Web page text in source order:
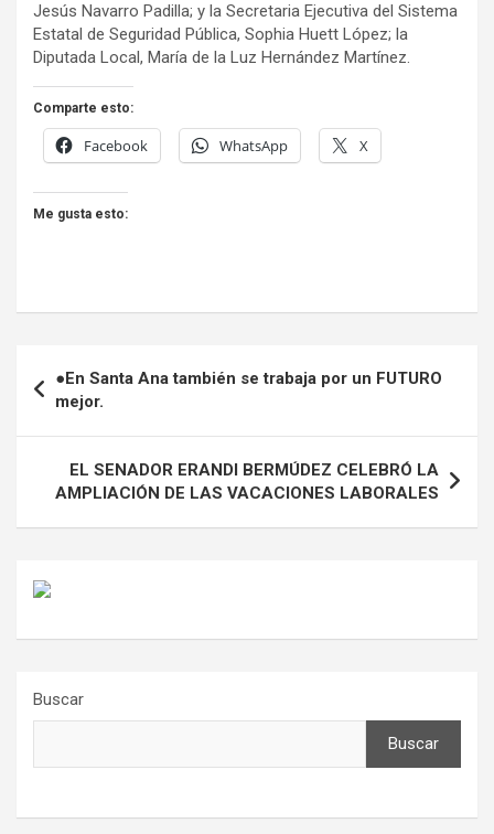
Jesús Navarro Padilla; y la Secretaria Ejecutiva del Sistema
Estatal de Seguridad Pública, Sophia Huett López; la
Diputada Local, María de la Luz Hernández Martínez.
Comparte esto:
Facebook WhatsApp X
Me gusta esto:
de
entradas
●En Santa Ana también se trabaja por un FUTURO
mejor.
EL SENADOR ERANDI BERMÚDEZ CELEBRÓ LA
AMPLIACIÓN DE LAS VACACIONES LABORALES
Buscar
Buscar